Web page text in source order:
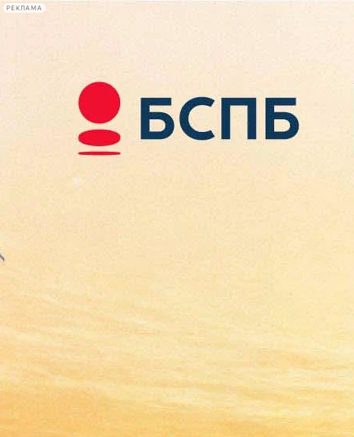
РЕКЛАМА
Сегодня:
2026.08.08
09:05
Афиша Plus